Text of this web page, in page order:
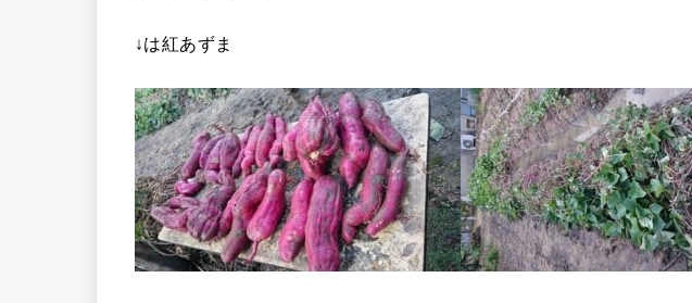
↓は紅あずま